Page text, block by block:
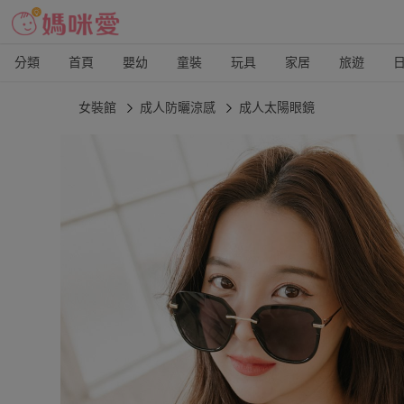
分類 首頁 嬰幼 童裝 玩具 家居 旅遊
女裝館 成人防曬涼感 成人太陽眼鏡